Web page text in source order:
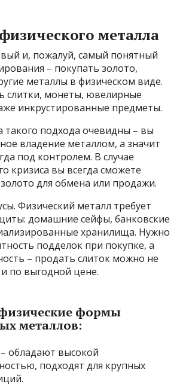
металла
и, пожалуй, самый понятный
– покупать золото,
металлы в физическом виде.
слитки, монеты, ювелирные
инкрустированные предметы.
подхода очевидны – вы
владение металлом, а значит
под контролем. В случае
кризиса вы всегда сможете
для обмена или продажи.
Физический металл требует
домашние сейфы, банковские
хранилища. Нужно
подделок при покупке, а
– продать слиток можно не
и по выгодной цене.
формы
металлов:
обладают высокой
подходят для крупных